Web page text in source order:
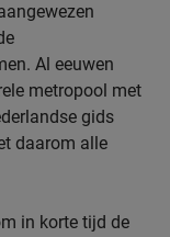
Al eeuwen
metropool met
gids
daarom alle
in korte tijd de